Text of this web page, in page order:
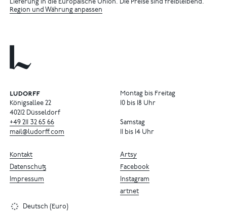
Lieferung in die Europäische Union. Die Preise sind freibleibend.
Region und Währung anpassen
Königsallee 22
40212 Düsseldorf
+49 211 32 65 66
mail@ludorff.com
Montag bis Freitag
10 bis 18 Uhr
Samstag
11 bis 14 Uhr
Artsy
Facebook
Instagram
artnet
Kontakt
Datenschutz
Impressum
Deutsch (Euro)